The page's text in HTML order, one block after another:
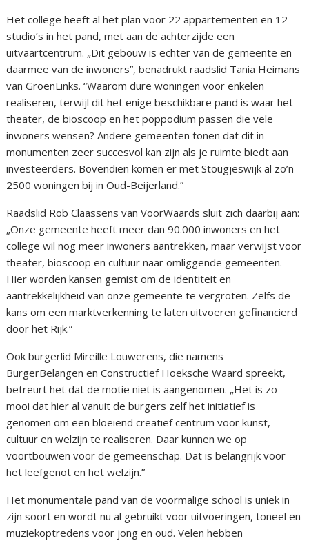
Het college heeft al het plan voor 22 appartementen en 12
studio’s in het pand, met aan de achterzijde een
uitvaartcentrum. „Dit gebouw is echter van de gemeente en
daarmee van de inwoners”, benadrukt raadslid Tania Heimans
van GroenLinks. “Waarom dure woningen voor enkelen
realiseren, terwijl dit het enige beschikbare pand is waar het
theater, de bioscoop en het poppodium passen die vele
inwoners wensen? Andere gemeenten tonen dat dit in
monumenten zeer succesvol kan zijn als je ruimte biedt aan
investeerders. Bovendien komen er met Stougjeswijk al zo’n
2500 woningen bij in Oud-Beijerland.”
Raadslid Rob Claassens van VoorWaards sluit zich daarbij aan:
„Onze gemeente heeft meer dan 90.000 inwoners en het
college wil nog meer inwoners aantrekken, maar verwijst voor
theater, bioscoop en cultuur naar omliggende gemeenten.
Hier worden kansen gemist om de identiteit en
aantrekkelijkheid van onze gemeente te vergroten. Zelfs de
kans om een marktverkenning te laten uitvoeren gefinancierd
door het Rijk.”
Ook burgerlid Mireille Louwerens, die namens
BurgerBelangen en Constructief Hoeksche Waard spreekt,
betreurt het dat de motie niet is aangenomen. „Het is zo
mooi dat hier al vanuit de burgers zelf het initiatief is
genomen om een bloeiend creatief centrum voor kunst,
cultuur en welzijn te realiseren. Daar kunnen we op
voortbouwen voor de gemeenschap. Dat is belangrijk voor
het leefgenot en het welzijn.”
Het monumentale pand van de voormalige school is uniek in
zijn soort en wordt nu al gebruikt voor uitvoeringen, toneel en
muziekoptredens voor jong en oud. Velen hebben